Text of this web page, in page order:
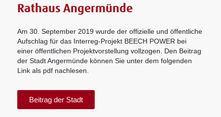
Rathaus Angermünde
Am 30. September 2019 wurde der offizielle und öffentliche
Aufschlag für das Interreg-Projekt BEECH POWER bei
einer öffentlichen Projektvorstellung vollzogen. Den Beitrag
der Stadt Angermünde können Sie unter dem folgenden
Link als pdf nachlesen.
Beitrag der Stadt